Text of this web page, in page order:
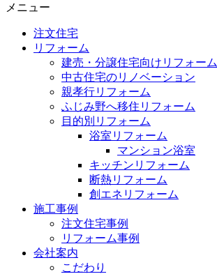
メニュー
注文住宅
リフォーム
建売・分譲住宅向けリフォーム
中古住宅のリノベーション
親孝行リフォーム
ふじみ野へ移住リフォーム
目的別リフォーム
浴室リフォーム
マンション浴室
キッチンリフォーム
断熱リフォーム
創エネリフォーム
施工事例
注文住宅事例
リフォーム事例
会社案内
こだわり